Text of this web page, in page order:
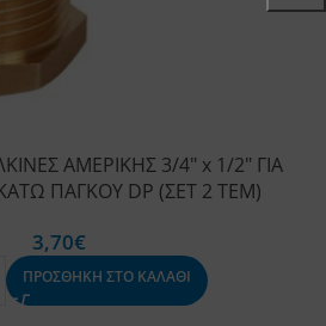
ΑΜΕΡΙΚΗΣ 3/4″ x 1/2″ ΓΙΑ
ΠΑΓΚΟΥ DP (ΣΕΤ 2 ΤΕΜ)
3,70€
ΠΡΟΣΘΗΚΗ ΣΤΟ ΚΑΛΑΘΙ